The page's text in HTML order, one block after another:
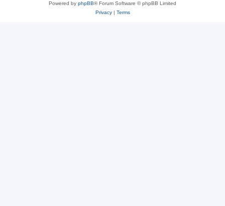
Powered by phpBB® Forum Software © phpBB Limited
Privacy| Terms